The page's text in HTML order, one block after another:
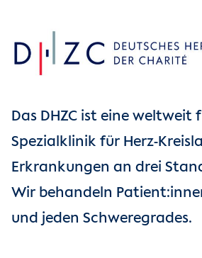
Das DHZC ist eine weltweit
Spezialklinik für Herz-
Erkrankungen an drei
Wir behandeln
und jeden Schweregrades.